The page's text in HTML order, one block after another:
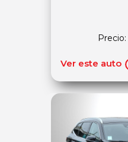
Precio:
Ver este auto